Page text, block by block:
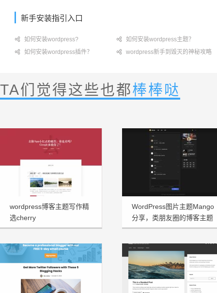
新手安装指引入口
 如何安装wordpress?  如何安装wordpress主题？
 如何安装wordpress插件？  wordpress新手到毁灭的神秘攻略
TA们觉得这些也都棒棒哒
wordpress博客主题写作精
选cherry
WordPress图片主题Mango
分享，类朋友圈的博客主题